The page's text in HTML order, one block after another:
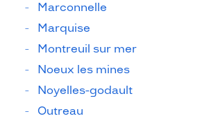
Marconnelle
Marquise
Montreuil sur mer
Noeux les mines
Noyelles-godault
Outreau